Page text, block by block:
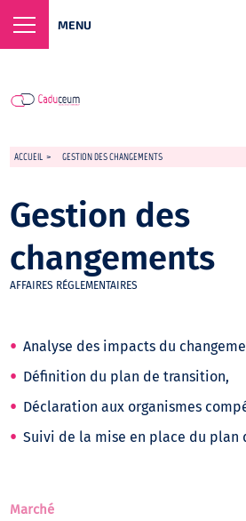
MENU
ACCUEIL > GESTION DES CHANGEMENTS
Gestion des
changements
AFFAIRES RÉGLEMENTAIRES
Analyse des impacts du
Définition du plan de transition,
Déclaration aux organismes
Suivi de la mise en place du plan
Marché